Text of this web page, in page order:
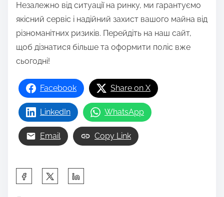
Незалежно від ситуації на ринку, ми гарантуємо
якісний сервіс і надійний захист вашого майна від
різноманітних ризиків. Перейдіть на наш сайт,
щоб дізнатися більше та оформити поліс вже
сьогодні!
Facebook Share on X
LinkedIn WhatsApp
Email Copy Link